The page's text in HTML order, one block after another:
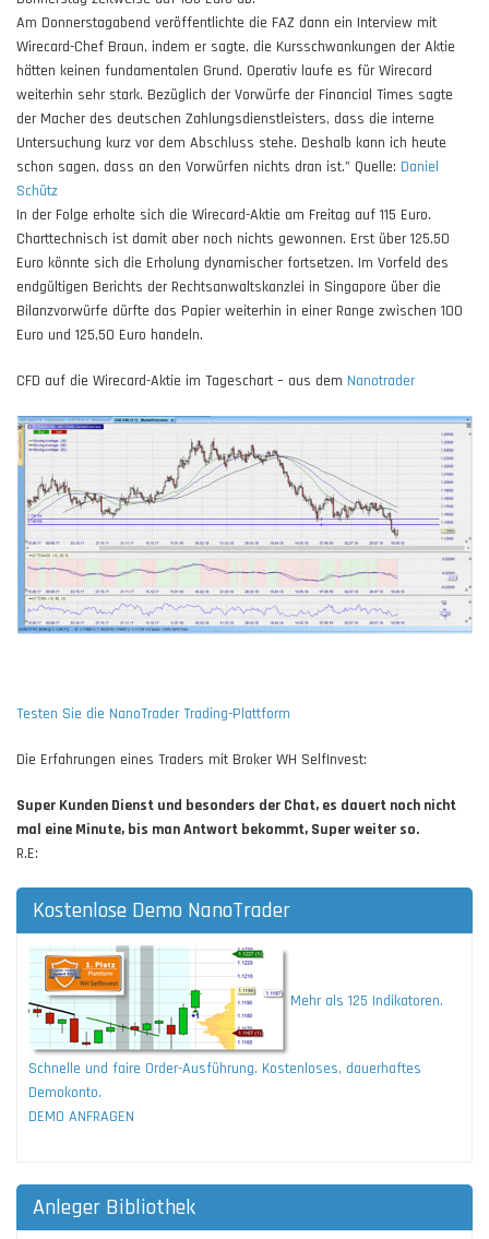
Am Donnerstagabend veröffentlichte die FAZ dann ein Interview mit
Wirecard-Chef Braun, indem er sagte, die Kursschwankungen der Aktie
hätten keinen fundamentalen Grund. Operativ laufe es für Wirecard
weiterhin sehr stark. Bezüglich der Vorwürfe der Financial Times sagte
der Macher des deutschen Zahlungsdienstleisters, dass die interne
Untersuchung kurz vor dem Abschluss stehe. Deshalb kann ich heute
schon sagen, dass an den Vorwürfen nichts dran ist.” Quelle: Daniel
Schütz
In der Folge erholte sich die Wirecard-Aktie am Freitag auf 115 Euro.
Charttechnisch ist damit aber noch nichts gewonnen. Erst über 125,50
Euro könnte sich die Erholung dynamischer fortsetzen. Im Vorfeld des
endgültigen Berichts der Rechtsanwaltskanzlei in Singapore über die
Bilanzvorwürfe dürfte das Papier weiterhin in einer Range zwischen 100
Euro und 125,50 Euro handeln.
CFD auf die Wirecard-Aktie im Tageschart – aus dem Nanotrader
Testen Sie die NanoTrader Trading-Plattform
Die Erfahrungen eines Traders mit Broker WH SelfInvest:
Super Kunden Dienst und besonders der Chat, es dauert noch nicht
mal eine Minute, bis man Antwort bekommt, Super weiter so.
R.E:
Kostenlose Demo NanoTrader
Mehr als 125 Indikatoren.
Schnelle und faire Order-Ausführung. Kostenloses, dauerhaftes
Demokonto.
DEMO ANFRAGEN
Anleger Bibliothek